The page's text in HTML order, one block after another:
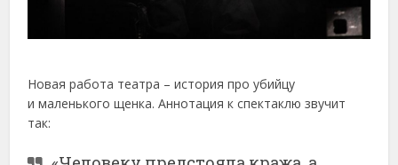
Новая работа театра – история про убийцу
и маленького щенка. Аннотация к спектаклю звучит
так: